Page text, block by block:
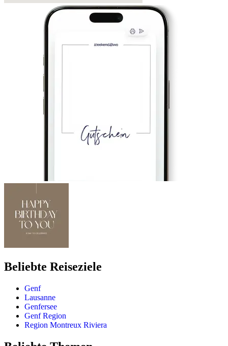
Beliebte Reiseziele
Genf
Lausanne
Genfersee
Genf Region
Region Montreux Riviera